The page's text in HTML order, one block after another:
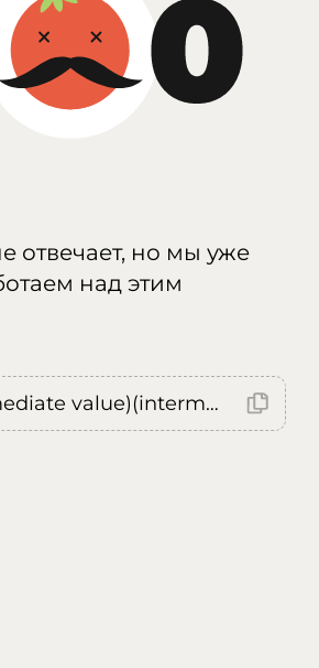
отвечает, но мы уже
над этим
Error: (intermediate value)(intermediate value)(intermediate value).replaceAll is not a function